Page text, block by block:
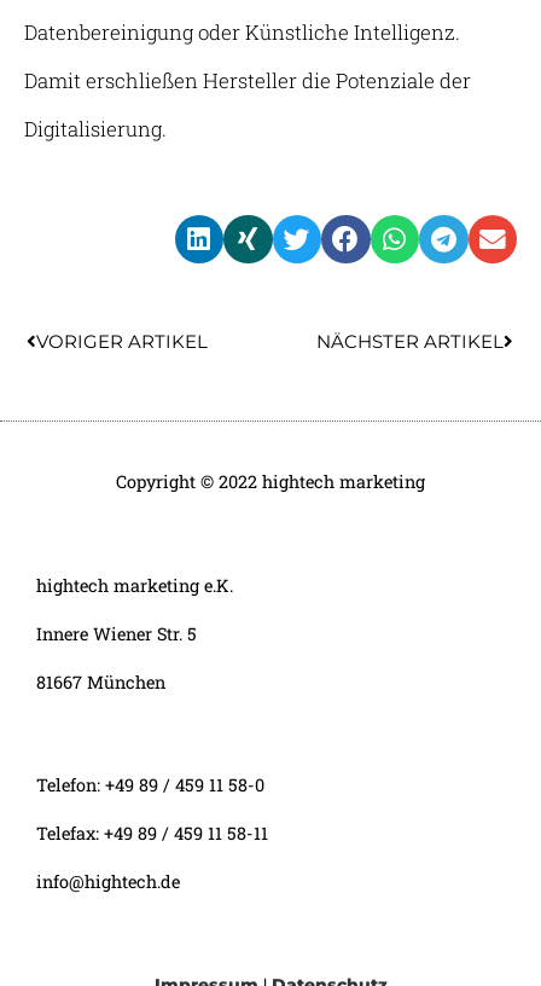
Datenbereinigung oder Künstliche Intelligenz.
Damit erschließen Hersteller die Potenziale der
Digitalisierung.
VORIGER ARTIKEL NÄCHSTER ARTIKEL
Copyright © 2022 hightech marketing
hightech marketing e.K.
Innere Wiener Str. 5
81667 München
Telefon: +49 89 / 459 11 58-0
Telefax: +49 89 / 459 11 58-11
info@hightech.de